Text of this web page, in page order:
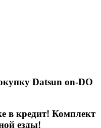
Datsun on-DO
в кредит! Комплект
езды!